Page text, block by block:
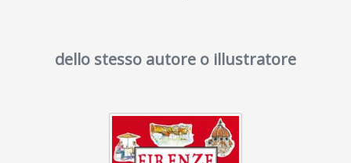
dello stesso autore o illustratore